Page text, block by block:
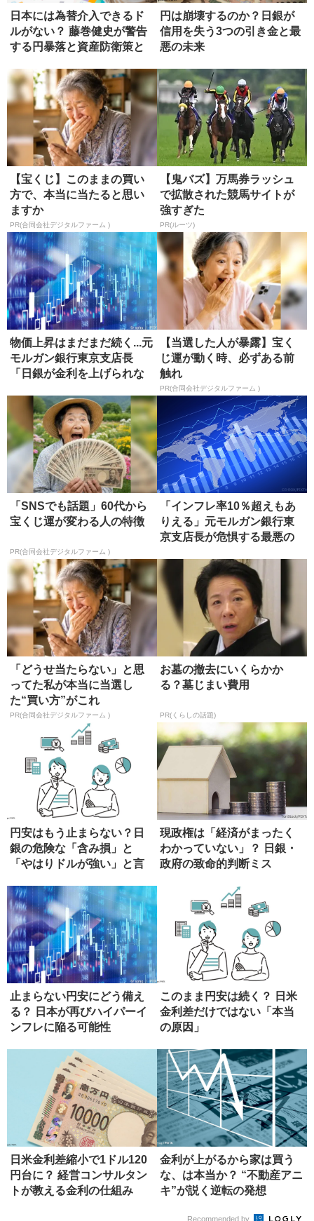
日本には為替介入できるド
ルがない？ 藤巻健史が警告
する円暴落と資産防衛策と
円は崩壊するのか？日銀が
信用を失う3つの引き金と最
悪の未来
【宝くじ】このままの買い
方で、本当に当たると思い
ますか
PR(合同会社デジタルファーム )
【鬼バズ】万馬券ラッシュ
で拡散された競馬サイトが
強すぎた
PR(ルーツ)
物価上昇はまだまだ続く...元
モルガン銀行東京支店長
「日銀が金利を上げられな
【当選した人が暴露】宝く
じ運が動く時、必ずある前
触れ
PR(合同会社デジタルファーム )
「SNSでも話題」60代から
宝くじ運が変わる人の特徴
PR(合同会社デジタルファーム )
「インフレ率10％超えもあ
りえる」元モルガン銀行東
京支店長が危惧する最悪の
「どうせ当たらない」と思
ってた私が本当に当選し
た“買い方”がこれ
PR(合同会社デジタルファーム )
お墓の撤去にいくらかか
る？墓じまい費用
PR(くらしの話題)
円安はもう止まらない？日
銀の危険な「含み損」と
「やはりドルが強い」と言
現政権は「経済がまったく
わかっていない」？ 日銀・
政府の致命的判断ミス
止まらない円安にどう備え
る？ 日本が再びハイパーイ
ンフレに陥る可能性
このまま円安は続く？ 日米
金利差だけではない「本当
の原因」
日米金利差縮小で1ドル120
円台に？ 経営コンサルタン
トが教える金利の仕組み
金利が上がるから家は買う
な、は本当か？ “不動産アニ
キ”が説く逆転の発想
Recommended by